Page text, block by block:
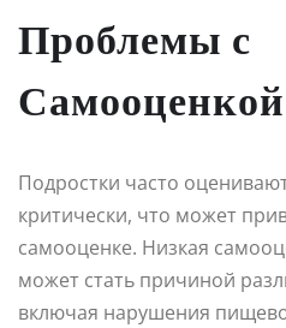
Проблемы с
Самооценкой
Подростки часто
критически, что может
самооценке. Низкая
может стать причиной
включая нарушения